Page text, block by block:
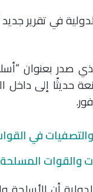
في تقرير
الذي صدر بعنوان
حديثًا إلى
والتصفيات في
والقوات